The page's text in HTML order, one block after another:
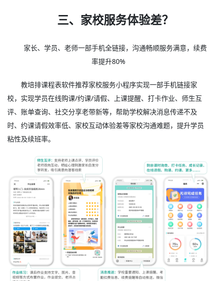
三、家校服务体验差？
家长、学员、老师一部手机全链接，沟通畅顺服务满意，续费
率提升80%
教培排课程表软件推荐家校服务小程序实现一部手机链接家
校，实现学员在线购课/约课/请假、上课提醒、打卡作业、师生互
评、账单查询、社交分享老带新等，帮助学校解决消息传递不及
时、约课请假效率低、家校互动体验差等家校沟通难题，提升学员
粘性及续班率。